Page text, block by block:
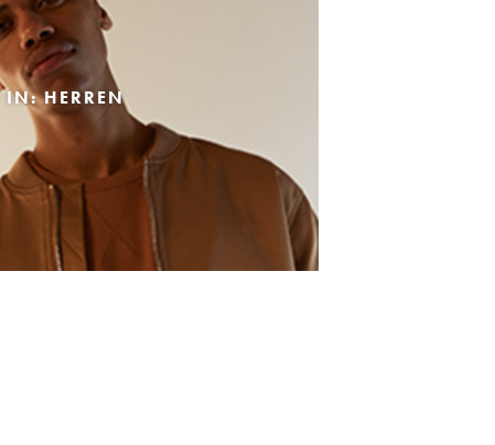
IN: HERREN